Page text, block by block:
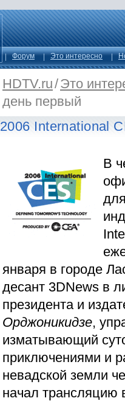
Форум Это интересно
HDTV.ru/Это
день первый
2006 International
В
января в городе
десант 3DNews в
президента и
Орджоникидзе,
изматывающий
приключениями и
невадской земли
начал трансляцию